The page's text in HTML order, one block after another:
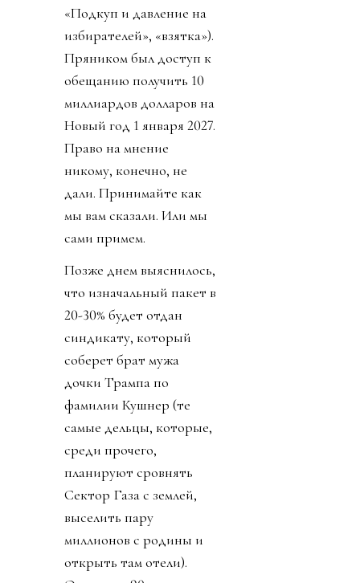
«Подкуп и давление на
избирателей», «взятка»).
Пряником был доступ к
обещанию получить 10
миллиардов долларов на
Новый год 1 января 2027.
Право на мнение
никому, конечно, не
дали. Принимайте как
мы вам сказали. Или мы
сами примем.
Позже днем выяснилось,
что изначальный пакет в
20-30% будет отдан
синдикату, который
соберет брат мужа
дочки Трампа по
фамилии Кушнер (те
самые дельцы, которые,
среди прочего,
планируют сровнять
Сектор Газа с землей,
выселить пару
миллионов с родины и
открыть там отели).